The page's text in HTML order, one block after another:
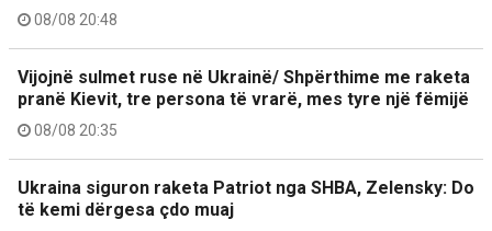
08/08 20:48
Vijojnë sulmet ruse në Ukrainë/ Shpërthime me raketa
pranë Kievit, tre persona të vrarë, mes tyre një fëmijë
08/08 20:35
Ukraina siguron raketa Patriot nga SHBA, Zelensky: Do
të kemi dërgesa çdo muaj